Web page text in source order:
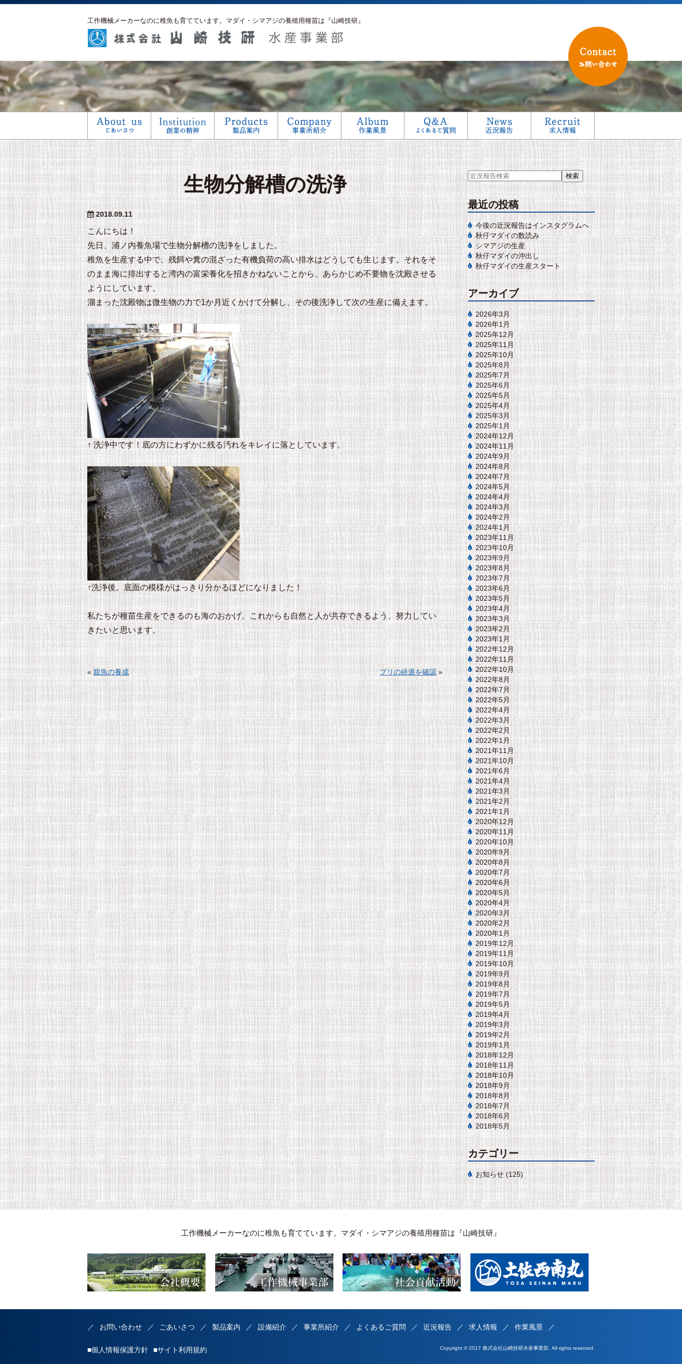
工作機械メーカーなのに稚魚も育てています。マダイ・シマアジの養殖用種苗は『山崎技研』
アフターサービス
生物分解槽の洗浄
2018.09.11
こんにちは！
先日、浦ノ内養魚場で生物分解槽の洗浄をしました。
稚魚を生産する中で、残餌や糞の混ざった有機負荷の高い排水はどうしても生じます。それをそ
のまま海に排出すると湾内の富栄養化を招きかねないことから、あらかじめ不要物を沈殿させる
ようにしています。
溜まった沈殿物は微生物の力で1か月近くかけて分解し、その後洗浄して次の生産に備えます。
↑ 洗浄中です！底の方にわずかに残る汚れをキレイに落としています。
↑洗浄後。底面の模様がはっきり分かるほどになりました！
私たちが種苗生産をできるのも海のおかげ。これからも自然と人が共存できるよう、努力してい
きたいと思います。
« 親魚の養成 ブリの経過を確認 »
最近の投稿
今後の近況報告はインスタグラムへ
秋仔マダイの数読み
シマアジの生産
秋仔マダイの沖出し
秋仔マダイの生産スタート
アーカイブ
2026年3月
2026年1月
2025年12月
2025年11月
2025年10月
2025年8月
2025年7月
2025年6月
2025年5月
2025年4月
2025年3月
2025年1月
2024年12月
2024年11月
2024年9月
2024年8月
2024年7月
2024年5月
2024年4月
2024年3月
2024年2月
2024年1月
2023年11月
2023年10月
2023年9月
2023年8月
2023年7月
2023年6月
2023年5月
2023年4月
2023年3月
2023年2月
2023年1月
2022年12月
2022年11月
2022年10月
2022年8月
2022年7月
2022年5月
2022年4月
2022年3月
2022年2月
2022年1月
2021年11月
2021年10月
2021年6月
2021年4月
2021年3月
2021年2月
2021年1月
2020年12月
2020年11月
2020年10月
2020年9月
2020年8月
2020年7月
2020年6月
2020年5月
2020年4月
2020年3月
2020年2月
2020年1月
2019年12月
2019年11月
2019年10月
2019年9月
2019年8月
2019年7月
2019年5月
2019年4月
2019年3月
2019年2月
2019年1月
2018年12月
2018年11月
2018年10月
2018年9月
2018年8月
2018年7月
2018年6月
2018年5月
カテゴリー
お知らせ (125)
工作機械メーカーなのに稚魚も育てています。マダイ・シマアジの養殖用種苗は『山崎技研』
お問い合わせ ごあいさつ 製品案内 設備紹介 事業所紹介 よくあるご質問 近況報告 求人情報 作業風景
■個人情報保護方針 ■サイト利用規約 Copyright © 2017 株式会社山崎技研水産事業部. All rights reserved.